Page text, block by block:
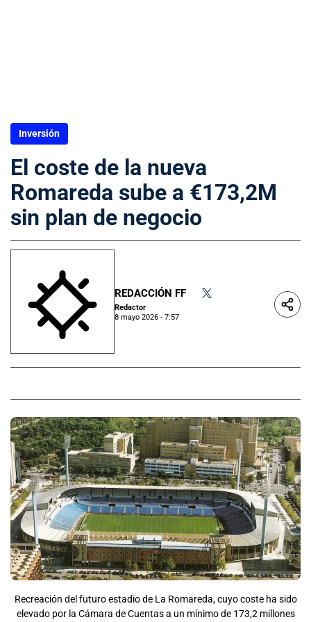
Inversión
El coste de la nueva
Romareda sube a €173,2M
sin plan de negocio
REDACCIÓN FF
Redactor
8 mayo 2026 - 7:57
Recreación del futuro estadio de La Romareda, cuyo coste ha sido
elevado por la Cámara de Cuentas a un mínimo de 173,2 millones